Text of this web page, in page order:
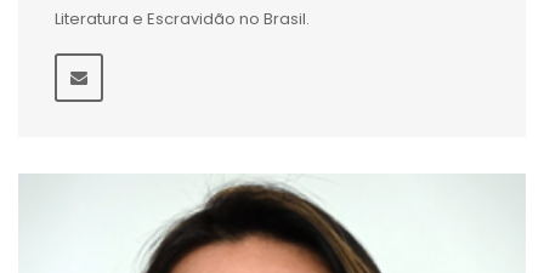
Literatura e Escravidão no Brasil.